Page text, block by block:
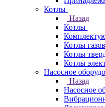
Котлы
Назад
Котлы
Котлы
Котлы
Котлы
Насосное
Назад
Насосное